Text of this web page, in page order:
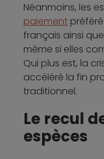
Néanmoins, les
paiement
français ainsi
même si elles
Qui plus est, la
accéléré la fin
traditionnel.
Le recul
espèces